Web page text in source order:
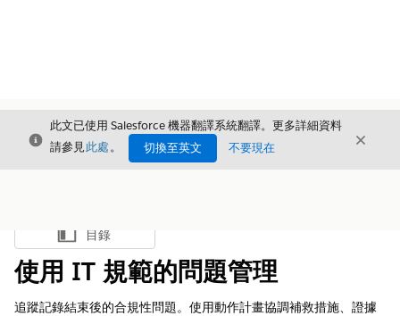
結束
此文已使用 Salesforce 機器翻譯系統翻譯。更多詳細資料
請參見此處。 切換至英文 不要現在 結束
顯示目錄
目錄
使用 IT 規範的問題管理
追蹤記錄結束後的合規性問題。使用動作計畫協調補救措施、證據